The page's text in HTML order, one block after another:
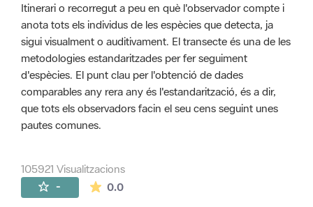
Itinerari o recorregut a peu en què l'observador compte i
anota tots els individus de les espècies que detecta, ja
sigui visualment o auditivament. El transecte és una de les
metodologies estandaritzades per fer seguiment
d'espècies. El punt clau per l'obtenció de dades
comparables any rera any és l'estandarització, és a dir,
que tots els observadors facin el seu cens seguint unes
pautes comunes.
105921 Visualitzacions
- 0.0La mitjana de les valoracions és de 0